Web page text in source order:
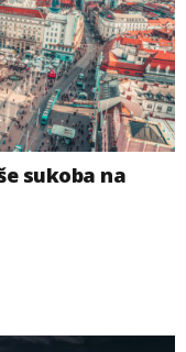
sukoba na